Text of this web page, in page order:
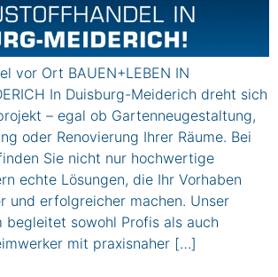
vor Ort BAUEN+LEBEN IN
In Duisburg-Meiderich dreht sich
– egal ob Gartenneugestaltung,
oder Renovierung Ihrer Räume. Bei
Sie nicht nur hochwertige
echte Lösungen, die Ihr Vorhaben
und erfolgreicher machen. Unser
begleitet sowohl Profis als auch
mit praxisnaher […]